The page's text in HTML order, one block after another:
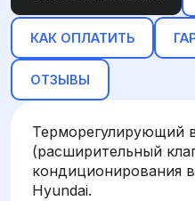
КАК ОПЛАТИТЬ
ОТЗЫВЫ
Терморегулирующий
(расширительный
кондиционирования
Hyundai.